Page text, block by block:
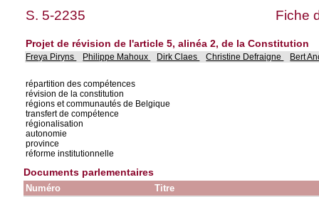
S. 5-2235 Fiche
Projet de révision de l'article 5, alinéa 2, de la Constitution
Freya Piryns Philippe Mahoux Dirk Claes Christine Defraigne Bert
répartition des compétences
révision de la constitution
régions et communautés de Belgique
transfert de compétence
régionalisation
autonomie
province
réforme institutionnelle
Documents parlementaires
Numéro Titre